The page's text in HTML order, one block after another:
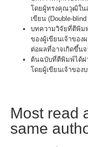
โดยผู้ทรงคุณวุฒิใน
เขียน (Double-
บทความวิจัยที่ตีพิม
ของผู้เขียนเจ้าของ
ต่อผลที่อาจเกิดขึ้น
ต้นฉบับที่ตีพิมพ์ได้ผ่
โดยผู้เขียนเจ้าของ
Most read
same